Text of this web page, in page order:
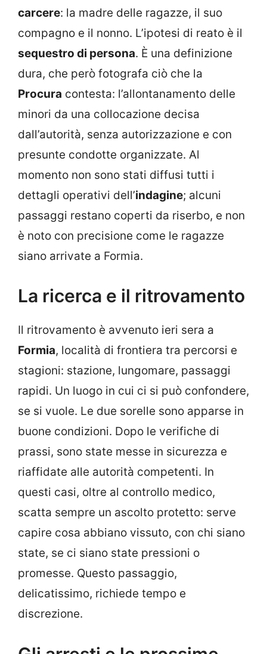
carcere: la madre delle ragazze, il suo
compagno e il nonno. L’ipotesi di reato è il
sequestro di persona. È una definizione
dura, che però fotografa ciò che la
Procura contesta: l’allontanamento delle
minori da una collocazione decisa
dall’autorità, senza autorizzazione e con
presunte condotte organizzate. Al
momento non sono stati diffusi tutti i
dettagli operativi dell’indagine; alcuni
passaggi restano coperti da riserbo, e non
è noto con precisione come le ragazze
siano arrivate a Formia.
La ricerca e il ritrovamento
Il ritrovamento è avvenuto ieri sera a
Formia, località di frontiera tra percorsi e
stagioni: stazione, lungomare, passaggi
rapidi. Un luogo in cui ci si può confondere,
se si vuole. Le due sorelle sono apparse in
buone condizioni. Dopo le verifiche di
prassi, sono state messe in sicurezza e
riaffidate alle autorità competenti. In
questi casi, oltre al controllo medico,
scatta sempre un ascolto protetto: serve
capire cosa abbiano vissuto, con chi siano
state, se ci siano state pressioni o
promesse. Questo passaggio,
delicatissimo, richiede tempo e
discrezione.